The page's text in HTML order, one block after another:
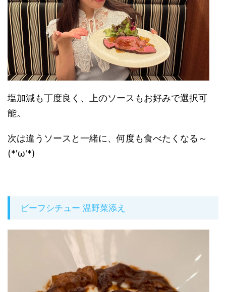
塩加減も丁度良く、上のソースもお好みで選択可
能。
次は違うソースと一緒に、何度も食べたくなる～
(*'ω'*)
ビーフシチュー 温野菜添え